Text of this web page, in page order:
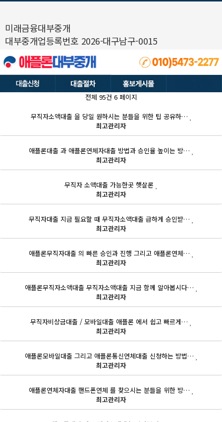
미래금융대부중개
대부중개업등록번호 2026-대구남구-0015
전체 95건 6 페이지
무직자소액대출 을 당일 원하시는 분들을 위한 팁 공유하…
최고관리자
애플론대출 과 애플론연체자대출 방법과 승인율 높이는 방…
최고관리자
무직자 소액대출 가능한곳 햇살론
최고관리자
무직자대출 지금 필요할 때 무직자소액대출 급하게 승인받…
최고관리자
애플론무직자대출 의 빠른 승인과 진행 그리고 애플론연체…
최고관리자
애플론무직자소액대출 무직자소액대출 지금 함께 알아봅시다…
최고관리자
무직자비상금대출 / 모바일대출 애플론 에서 쉽고 빠르게…
최고관리자
애플론모바일대출 그리고 애플론통신연체대출 신청하는 방법…
최고관리자
애플론연체자대출 핸드폰연체 를 찾으시는 분들을 위한 방…
최고관리자